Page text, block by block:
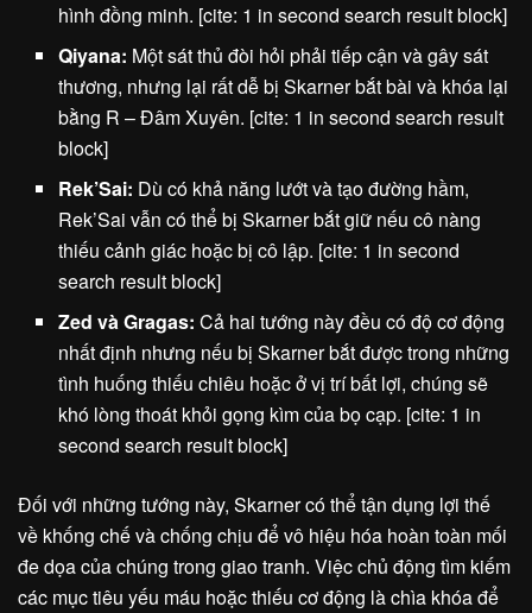
hình đồng minh. [cite: 1 in second search result block]
Qiyana: Một sát thủ đòi hỏi phải tiếp cận và gây sát
thương, nhưng lại rất dễ bị Skarner bắt bài và khóa lại
bằng R – Đâm Xuyên. [cite: 1 in second search result
block]
Rek’Sai: Dù có khả năng lướt và tạo đường hầm,
Rek’Sai vẫn có thể bị Skarner bắt giữ nếu cô nàng
thiếu cảnh giác hoặc bị cô lập. [cite: 1 in second
search result block]
Zed và Gragas: Cả hai tướng này đều có độ cơ động
nhất định nhưng nếu bị Skarner bắt được trong những
tình huống thiếu chiêu hoặc ở vị trí bất lợi, chúng sẽ
khó lòng thoát khỏi gọng kìm của bọ cạp. [cite: 1 in
second search result block]
Đối với những tướng này, Skarner có thể tận dụng lợi thế
về khống chế và chống chịu để vô hiệu hóa hoàn toàn mối
đe dọa của chúng trong giao tranh. Việc chủ động tìm kiếm
các mục tiêu yếu máu hoặc thiếu cơ động là chìa khóa để